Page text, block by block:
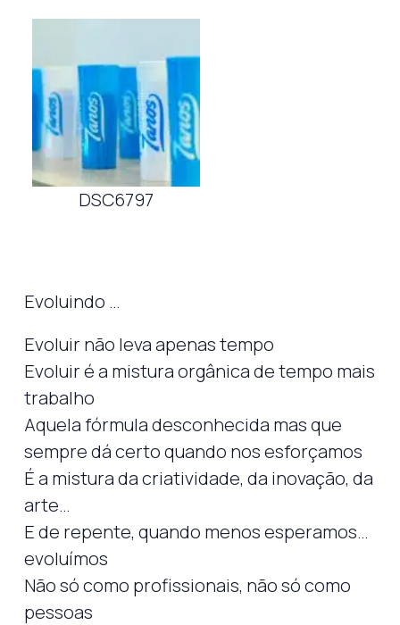
DSC6797
Evoluindo …
Evoluir não leva apenas tempo
Evoluir é a mistura orgânica de tempo mais
trabalho
Aquela fórmula desconhecida mas que
sempre dá certo quando nos esforçamos
É a mistura da criatividade, da inovação, da
arte…
E de repente, quando menos esperamos…
evoluímos
Não só como profissionais, não só como
pessoas